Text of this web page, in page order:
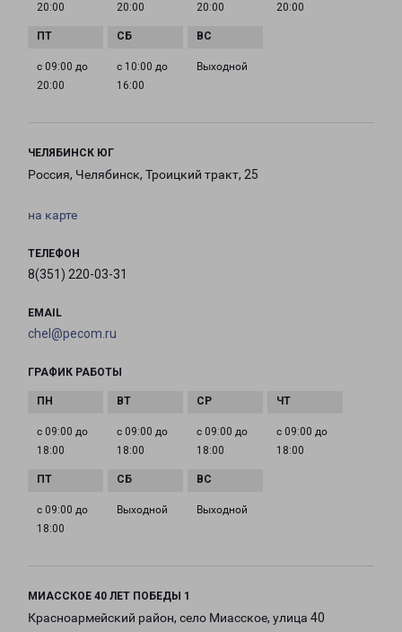
20:00 20:00 20:00 20:00
с 09:00 до
20:00
с 10:00 до
16:00
Выходной
ЧЕЛЯБИНСК ЮГ
Россия, Челябинск, Троицкий тракт, 25
на карте
ТЕЛЕФОН
8(351) 220-03-31
EMAIL
chel@pecom.ru
ГРАФИК РАБОТЫ
с 09:00 до
18:00
с 09:00 до
18:00
с 09:00 до
18:00
с 09:00 до
18:00
с 09:00 до
18:00
Выходной Выходной
МИАССКОЕ 40 ЛЕТ ПОБЕДЫ 1
Красноармейский район, село Миасское, улица 40